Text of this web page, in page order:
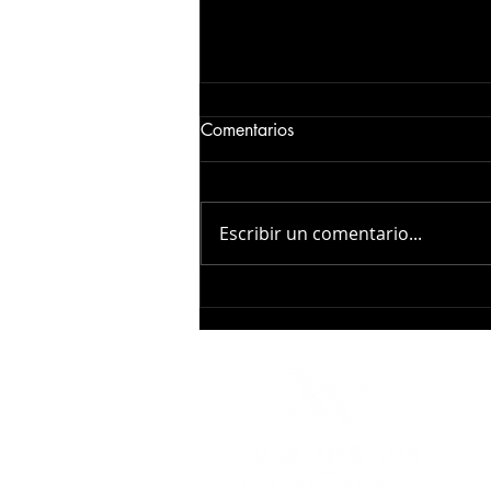
hola
#modelos
Comentarios
Escribir un comentario...